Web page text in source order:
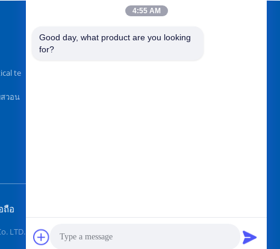
te
วอน
หาเราได้ที่
ถือ
All Rights Reserved.
4:55 AM
Good day, what product are you looking
for?